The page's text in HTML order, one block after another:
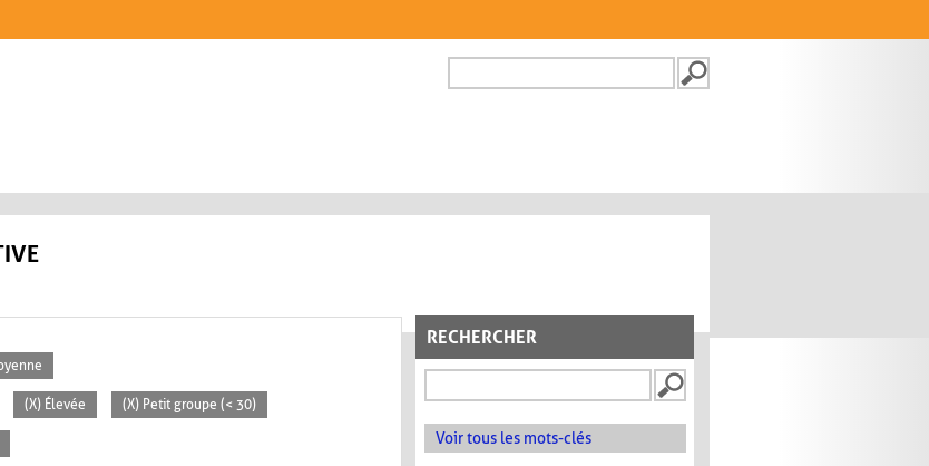
FORMULAIRE DE
RECHERCHER
Voir tous les mots-clés
(X) Élevée (X) Petit groupe (< 30)